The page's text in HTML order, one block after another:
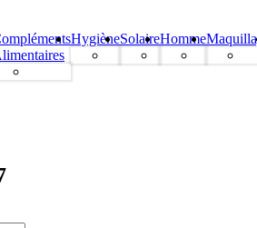
HygièneSolaireHomme